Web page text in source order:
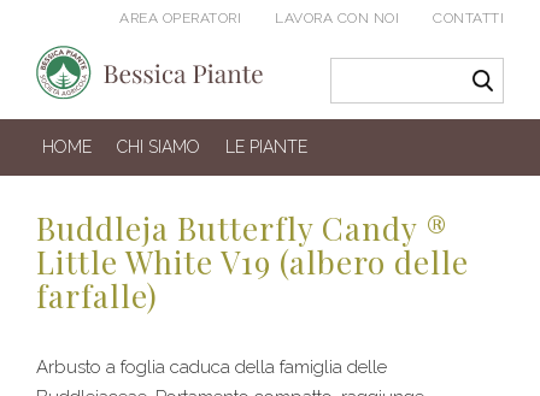
AREA OPERATORI LAVORA CON NOI CONTATTI
HOME CHI SIAMO LE PIANTE
Buddleja Butterfly Candy ®
Little White V19 (albero delle
farfalle)
Arbusto a foglia caduca della famiglia delle